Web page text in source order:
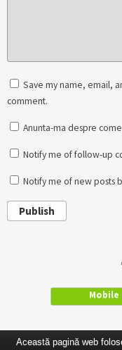
Save my name, email,
comment.
Anunta-ma despre
Notify me of follow-up
Notify me of new posts
Publish
Mobile
Această pagină web